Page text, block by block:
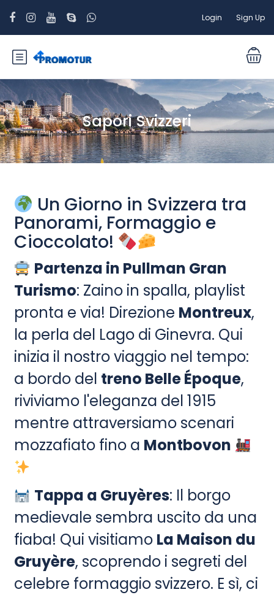
Login Sign Up
Sapori Svizzeri
Un Giorno in Svizzera tra
Panorami, Formaggio e
Cioccolato!
Partenza in Pullman Gran
Turismo: Zaino in spalla, playlist
pronta e via! Direzione Montreux,
la perla del Lago di Ginevra. Qui
inizia il nostro viaggio nel tempo:
a bordo del treno Belle Époque,
riviviamo l'eleganza del 1915
mentre attraversiamo scenari
mozzafiato fino a Montbovon
Tappa a Gruyères: Il borgo
medievale sembra uscito da una
fiaba! Qui visitiamo La Maison du
Gruyère, scoprendo i segreti del
celebre formaggio svizzero. E sì, ci